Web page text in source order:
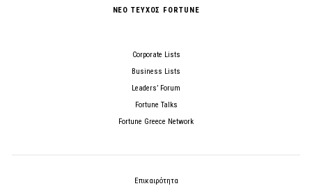
ΝΕΟ ΤΕΥΧΟΣ FORTUNE
Corporate Lists
Business Lists
Leaders’ Forum
Fortune Talks
Fortune Greece Network
Επικαιρότητα